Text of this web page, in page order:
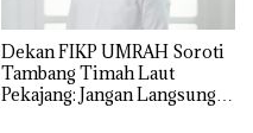
Dekan FIKP UMRAH Soroti
Tambang Timah Laut
Pekajang: Jangan Langsung